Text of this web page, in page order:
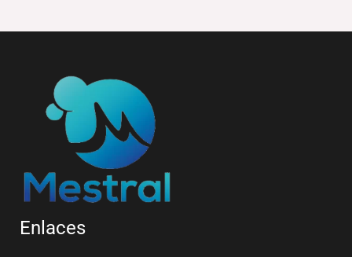
Enlaces